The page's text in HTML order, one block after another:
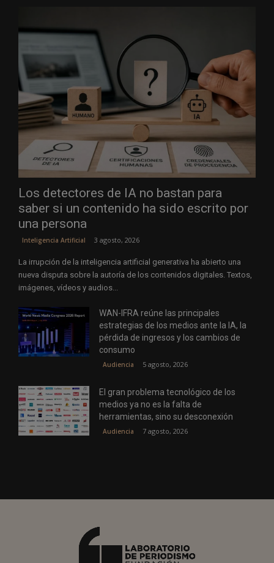
Los detectores de IA no bastan para
saber si un contenido ha sido escrito por
una persona
Inteligencia Artificial 3 agosto, 2026
La irrupción de la inteligencia artificial generativa ha abierto una
nueva disputa sobre la autoría de los contenidos digitales. Textos,
imágenes, vídeos y audios...
WAN-IFRA reúne las principales
estrategias de los medios ante la IA, la
pérdida de ingresos y los cambios de
consumo
Audiencia 5 agosto, 2026
El gran problema tecnológico de los
medios ya no es la falta de
herramientas, sino su desconexión
Audiencia 7 agosto, 2026